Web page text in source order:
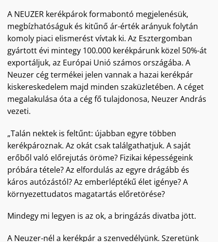
A NEUZER kerékpárok formabontó megjelenésük,
megbízhatóságuk és kitűnő ár-érték arányuk folytán
komoly piaci elismerést vívtak ki. Az Esztergomban
gyártott évi mintegy 100.000 kerékpárunk közel 50%-át
exportáljuk, az Európai Unió számos országába. A
Neuzer cég termékei jelen vannak a hazai kerékpár
kiskereskedelem majd minden szaküzletében. A céget
megalakulása óta a cég fő tulajdonosa, Neuzer András
vezeti.
„Talán nektek is feltűnt: újabban egyre többen
kerékpároznak. Az okát csak találgathatjuk. A saját
erőből való előrejutás öröme? Fizikai képességeink
próbára tétele? Az elfordulás az egyre drágább és
káros autózástól? Az emberléptékű élet igénye? A
környezettudatos magatartás előretörése?
Mindegy mi legyen is az ok, a bringázás divatba jött.
A Neuzer-nél a kerékpár a szenvedélyünk. Szeretünk